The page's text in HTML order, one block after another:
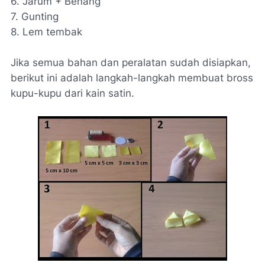
7. Gunting
8. Lem tembak
Jika semua bahan dan peralatan sudah disiapkan,
berikut ini adalah langkah-langkah membuat bross
kupu-kupu dari kain satin.